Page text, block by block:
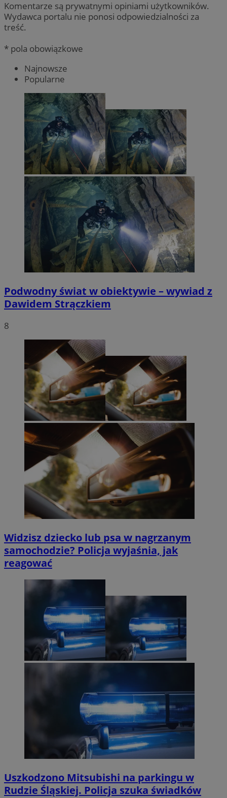
Komentarze są prywatnymi opiniami użytkowników.
Wydawca portalu nie ponosi odpowiedzialności za
treść.
* pola obowiązkowe
Najnowsze
Popularne
Podwodny świat w obiektywie – wywiad z
Dawidem Strączkiem
8
Widzisz dziecko lub psa w nagrzanym
samochodzie? Policja wyjaśnia, jak
reagować
Uszkodzono Mitsubishi na parkingu w
Rudzie Śląskiej. Policja szuka świadków